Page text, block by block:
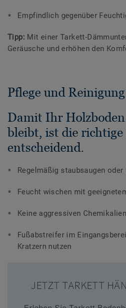
Empfindlich gegenüber
Tipp: Mit einer Tarkett-
Geräusche und erhöhen den
Pflege und
Damit Ihr Holzboden
bleibt, ist die richtige
entscheidend.
Regelmäßig staubsaugen oder
Feucht wischen mit
Keine aggressiven
Fußabstreifer im
Kratzern nutzen
JETZT TARKETT